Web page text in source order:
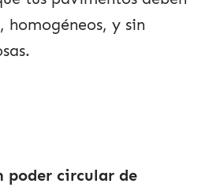
homogéneos, y sin
poder circular de